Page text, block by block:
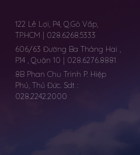
122 Lê Lợi, P4, Q.Gò Vấp,
TP.HCM | 028.6268.5333
606/63 Đường Ba Tháng Hai ,
P.14 , Quận 10 | 028.6276.8881
8B Phan Chu Trinh P. Hiệp
Phú, Thủ Đức. Sdt :
028.2242.2000